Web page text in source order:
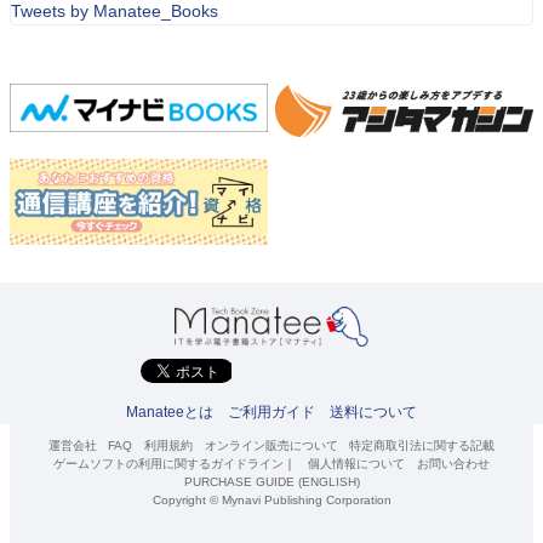
Tweets by Manatee_Books
Manateeとは ご利用ガイド 送料について
運営会社 FAQ 利用規約 オンライン販売について
特定商取引法に関する記載
ゲームソフトの利用に関するガイドライン ｜ 個人情報について
お問い合わせ
PURCHASE GUIDE (ENGLISH)
Copyright © Mynavi Publishing Corporation